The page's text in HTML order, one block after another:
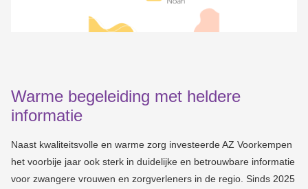
Warme begeleiding met heldere
informatie
Naast kwaliteitsvolle en warme zorg investeerde AZ Voorkempen
het voorbije jaar ook sterk in duidelijke en betrouwbare informatie
voor zwangere vrouwen en zorgverleners in de regio. Sinds 2025